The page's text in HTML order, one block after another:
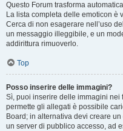
Questo Forum trasforma
La lista completa delle emoticon
Cerca di non esagerare nell’uso
un messaggio illeggibile, e un
addirittura rimuoverlo.
Top
Posso inserire delle immagini?
Sì, puoi inserire delle immagini nei
permette gli allegati è possibile
Board; in alternativa devi creare
un server di pubblico accesso, ad